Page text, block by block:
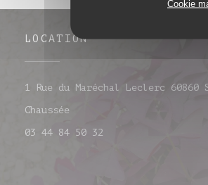
Cookie
LOCATION
1 Rue du Maréchal Leclerc 60860
Chaussée
03 44 84 50 32